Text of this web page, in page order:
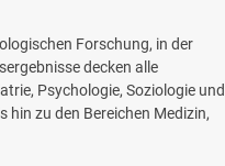
Forschung, in der
decken alle
Psychologie, Soziologie und
zu den Bereichen Medizin,